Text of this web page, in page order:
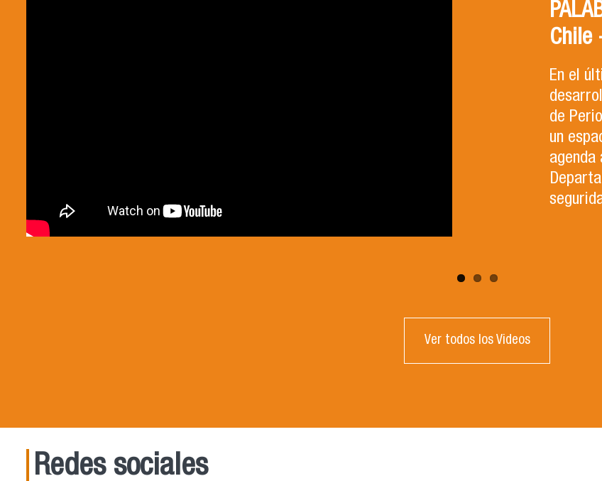
Chile
En el
de
un
Ver todos los Videos
Redes sociales